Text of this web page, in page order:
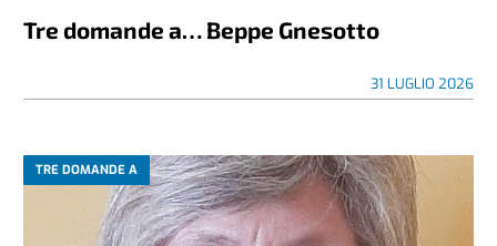
Tre domande a… Beppe Gnesotto
31 LUGLIO 2026
TRE DOMANDE A